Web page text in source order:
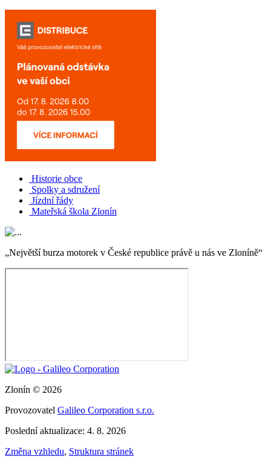
Historie obce
Spolky a sdružení
Jízdní řády
Mateřská škola Zlonín
„Největší burza motorek v České republice právě u nás ve Zloníně“
Zlonín © 2026
Provozovatel Galileo Corporation s.r.o.
Poslední aktualizace: 4. 8. 2026
Změna vzhledu, Struktura stránek